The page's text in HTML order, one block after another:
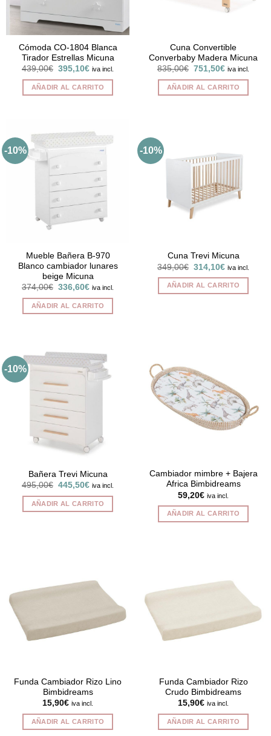
Cómoda CO-1804 Blanca
Tirador Estrellas Micuna
439,00€ El
original
era:
395,10€El
actual
es:
iva incl.
AÑADIR AL CARRITO
Cuna Convertible
Converbaby Madera Micuna
835,00€ El
original
era:
751,50€El
actual
es:
iva incl.
AÑADIR AL CARRITO
-10%
Mueble Bañera B-970
Blanco cambiador lunares
beige Micuna
374,00€ El
original
era:
336,60€El
actual
es:
iva incl.
AÑADIR AL CARRITO
-10%
Cuna Trevi Micuna
349,00€ El
precio
original
era:
314,10€El
actual
es:
iva incl.
AÑADIR AL CARRITO
-10%
Bañera Trevi Micuna
495,00€ El
original
era:
445,50€El
actual
es:
iva incl.
AÑADIR AL CARRITO
Cambiador mimbre + Bajera
Africa Bimbidreams
59,20€ iva incl.
AÑADIR AL CARRITO
Funda Cambiador Rizo Lino
Bimbidreams
15,90€ iva incl.
AÑADIR AL CARRITO
Funda Cambiador Rizo
Crudo Bimbidreams
15,90€ iva incl.
AÑADIR AL CARRITO